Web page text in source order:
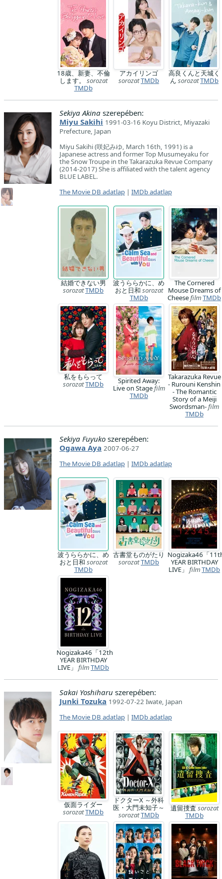
18歳、新妻、不倫
します。 sorozat
TMDb
アカイリンゴ
sorozatTMDb
高良くんと天城く
ん sorozatTMDb
Sekiya Akina szerepében:
Miyu Sakihi 1991-03-16 Koyu District, Miyazaki
Prefecture, Japan
Miyu Sakihi (咲妃みゆ, March 16th, 1991) is a
Japanese actress and former Top Musumeyaku for
the Snow Troupe in the Takarazuka Revue Company
(2014-2017) She is affiliated with the talent agency
BLUE LABEL.
The Movie DB adatlap | IMDb adatlap
結婚できない男
sorozatTMDb
波うららかに、め
おと日和 sorozat
TMDb
The Cornered
Mouse Dreams of
CheesefilmTMDb
私をもらって
sorozatTMDb
Spirited Away:
Live on Stagefilm
TMDb
Takarazuka Revue
- Rurouni Kenshin
- The Romantic
Story of a Meiji
Swordsman-film
TMDb
Sekiya Fuyuko szerepében:
Ogawa Aya 2007-06-27
The Movie DB adatlap | IMDb adatlap
波うららかに、め
おと日和 sorozat
TMDb
古書堂ものがたり
sorozatTMDb
Nogizaka46「
YEAR BIRTHDAY
LIVE」 filmTMDb
Nogizaka46「12th
YEAR BIRTHDAY
LIVE」 filmTMDb
Sakai Yoshiharu szerepében:
Junki Tozuka 1992-07-22 Iwate, Japan
The Movie DB adatlap | IMDb adatlap
仮面ライダー
sorozatTMDb
ドクターX ～外科
医・大門未知子～
sorozatTMDb
遺留捜査sorozat
TMDb